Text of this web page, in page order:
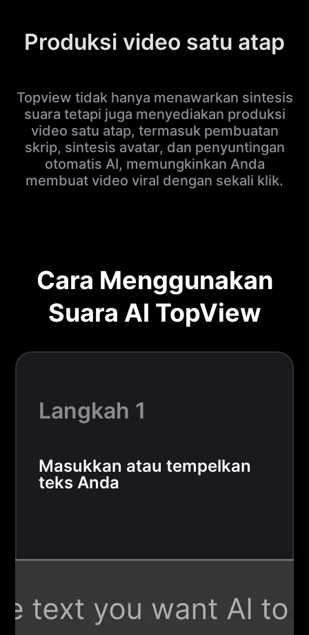
Produksi video satu atap
Topview tidak hanya menawarkan sintesis
suara tetapi juga menyediakan produksi
video satu atap, termasuk pembuatan
skrip, sintesis avatar, dan penyuntingan
otomatis AI, memungkinkan Anda
membuat video viral dengan sekali klik.
Cara Menggunakan
Suara AI TopView
Langkah 1
Masukkan atau tempelkan
teks Anda